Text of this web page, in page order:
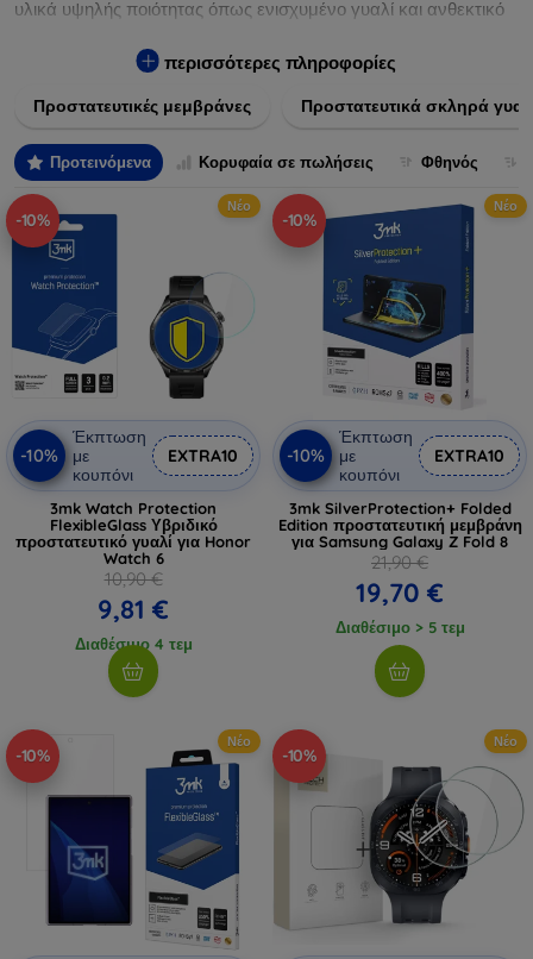
υλικά υψηλής ποιότητας όπως ενισχυμένο γυαλί και ανθεκτικό
και πτώσεις. Επιπλέον, είναι εύκολες στην εφαρμογή και δεν
φωτεινότητα της οθόνης σας. Επιλέξτε από τις τελευταίες
των προτύπων συσκευών, προσφέροντας παράλληλα
απαράμιλλη εμπειρία χρήστη.
περισσότερες πληροφορίες
Προστατευτικές μεμβράνες Προστατευτικά σκληρά
Προτεινόμενα Κορυφαία σε πωλήσεις Φθηνός
-10%
Νέο
-10%
Έκπτωση
με
κουπόνι
EXTRA10
3mk Watch Protection
FlexibleGlass Υβριδικό
προστατευτικό γυαλί για Honor
Watch 6
10,90 €
9,81 €
Διαθέσιμο 4 τεμ
-10%
Νέο
-10%
Έκπτωση
με
κουπόνι
EXTRA10
3mk SilverProtection+ Folded
Edition προστατευτική μεμβράνη
για Samsung Galaxy Z Fold 8
21,90 €
19,70 €
Διαθέσιμο > 5 τεμ
-10%
Νέο
-10%
Νέο